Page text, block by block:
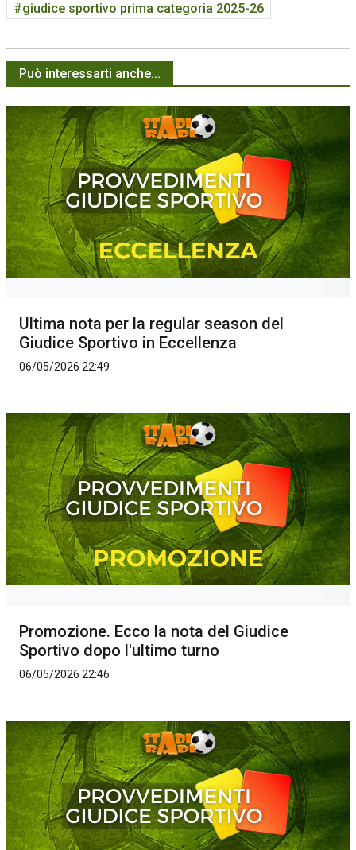
giudice sportivo prima categoria 2025-26
Può interessarti anche...
Ultima nota per la regular season del
Giudice Sportivo in Eccellenza
06/05/2026 22:49
Promozione. Ecco la nota del Giudice
Sportivo dopo l'ultimo turno
06/05/2026 22:46